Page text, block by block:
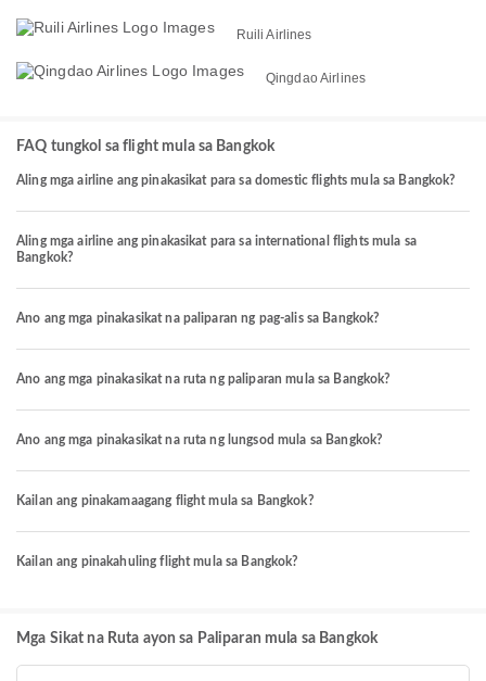
Ruili Airlines
Qingdao Airlines
FAQ tungkol sa flight mula sa Bangkok
Aling mga airline ang pinakasikat para sa domestic flights mula sa Bangkok?
Aling mga airline ang pinakasikat para sa international flights mula sa
Bangkok?
Ano ang mga pinakasikat na paliparan ng pag-alis sa Bangkok?
Ano ang mga pinakasikat na ruta ng paliparan mula sa Bangkok?
Ano ang mga pinakasikat na ruta ng lungsod mula sa Bangkok?
Kailan ang pinakamaagang flight mula sa Bangkok?
Kailan ang pinakahuling flight mula sa Bangkok?
Mga Sikat na Ruta ayon sa Paliparan mula sa Bangkok